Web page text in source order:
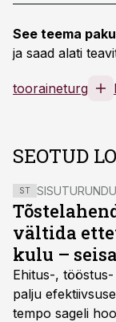
See teema
ja saad alati
tooraineturg
SEOTUD
ST
vältida
kulu –
Ehitus-,
palju
tempo sageli